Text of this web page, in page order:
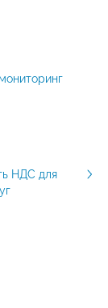
НДС для